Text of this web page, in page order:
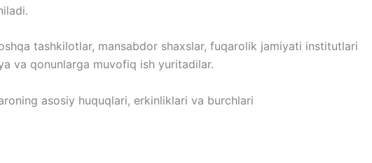
tashkilotlar, mansabdor shaxslar, fuqarolik jamiyati institutlari
va qonunlarga muvofiq ish yuritadilar.
asosiy huquqlari, erkinliklari va burchlari